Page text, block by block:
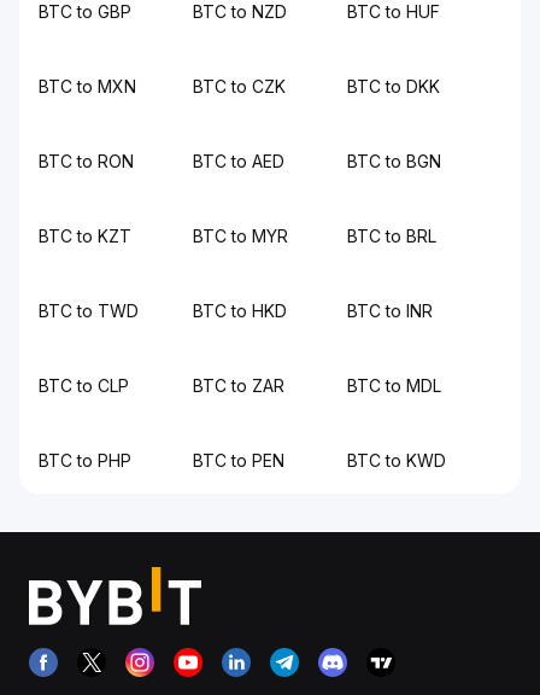
BTC to GBP BTC to NZD BTC to HUF
BTC to MXN BTC to CZK BTC to DKK
BTC to RON BTC to AED BTC to BGN
BTC to KZT BTC to MYR BTC to BRL
BTC to TWD BTC to HKD BTC to INR
BTC to CLP BTC to ZAR BTC to MDL
BTC to PHP BTC to PEN BTC to KWD